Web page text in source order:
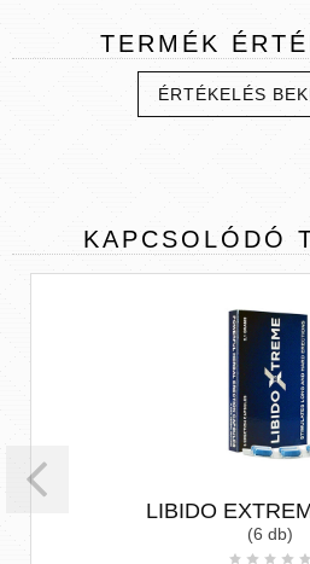
TERMÉK
ÉRTÉKELÉS
KAPCSOLÓDÓ
LIBIDO
(6 db)